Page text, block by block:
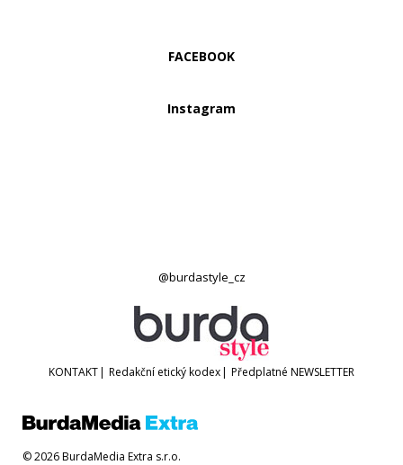
FACEBOOK
Instagram
@burdastyle_cz
KONTAKT| Redakční etický kodex| Předplatné NEWSLETTER
© 2026 BurdaMedia Extra s.r.o.